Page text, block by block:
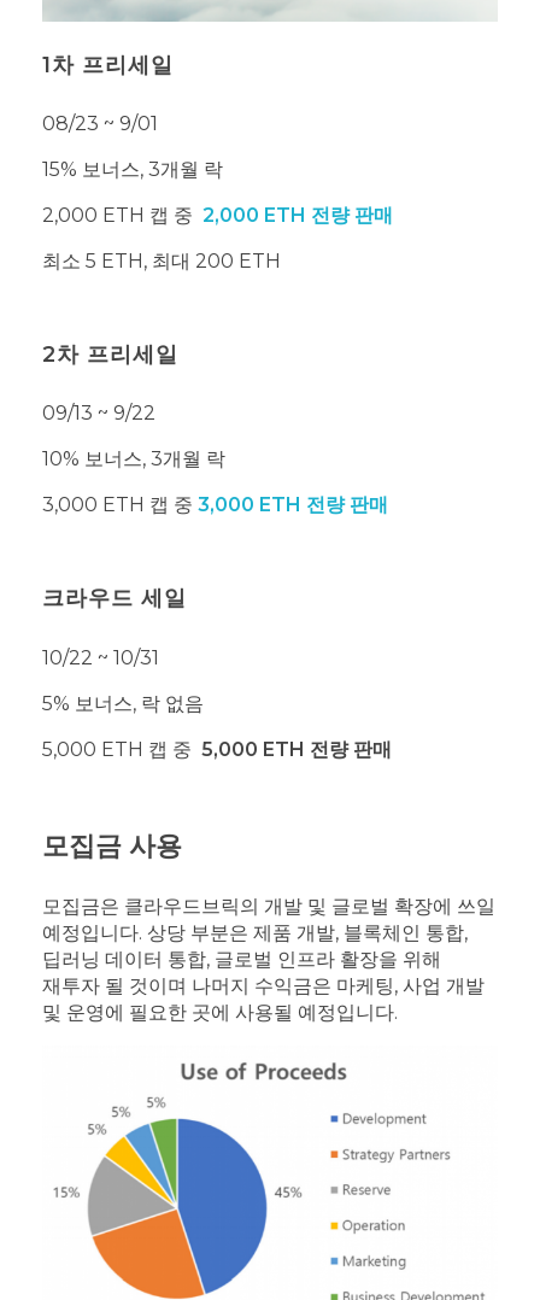
1차 프리세일
08/23 ~ 9/01
15% 보너스, 3개월 락
2,000 ETH 캡 중 2,000 ETH 전량 판매
최소 5 ETH, 최대 200 ETH
2차 프리세일
09/13 ~ 9/22
10% 보너스, 3개월 락
3,000 ETH 캡 중 3,000 ETH 전량 판매
크라우드 세일
10/22 ~ 10/31
5% 보너스, 락 없음
5,000 ETH 캡 중 5,000 ETH 전량 판매
모집금 사용
모집금은 클라우드브릭의 개발 및 글로벌 확장에 쓰일
예정입니다. 상당 부분은 제품 개발, 블록체인 통합,
딥러닝 데이터 통합, 글로벌 인프라 활장을 위해
재투자 될 것이며 나머지 수익금은 마케팅, 사업 개발
및 운영에 필요한 곳에 사용될 예정입니다.